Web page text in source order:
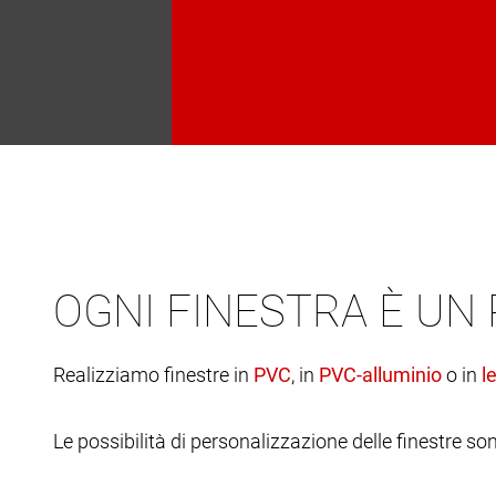
OGNI FINESTRA È UN
Realizziamo finestre in , in o in
Le possibilità di personalizzazione delle finestre